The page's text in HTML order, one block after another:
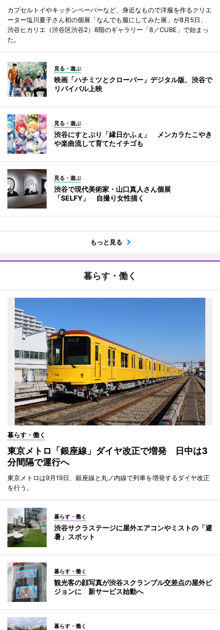
カプセルトイやキッチンペーパーなど、身近なもので洋服を作るクリエ
ーター塩川夏子さん初の個展「なんでも服にしてみた展」が8月5日、
渋谷ヒカリエ（渋谷区渋谷2）8階のギャラリー「8／CUBE」で始まっ
た。
見る・遊ぶ
映画「ハチミツとクローバー」デジタル版、渋谷で
リバイバル上映
見る・遊ぶ
渋谷にすとぷり「縁日かふぇ」 メンカラたこやき
や楽曲流して育てたイチゴも
見る・遊ぶ
渋谷で現代美術家・山口真人さん個展
「SELFY」 自撮り女性描く
もっと見る
暮らす・働く
暮らす・働く
東京メトロ「銀座線」ダイヤ改正で増発 日中は3
分間隔で運行へ
東京メトロは9月19日、銀座線と丸ノ内線で列車を増発するダイヤ改正
を行う。
暮らす・働く
渋谷サクラステージに屋外エアコンやミストの「避
暑」スポット
暮らす・働く
観光客の顔写真が渋谷スクランブル交差点の屋外ビ
ジョンに 新サービス始動へ
暮らす・働く